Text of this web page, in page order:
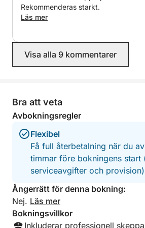
Rekommenderas starkt.
Läs mer
Visa alla 9 kommentarer
Bra att veta
Avbokningsregler
Flexibel
Få full återbetalning när du
timmar före bokningens start
serviceavgifter och
Ångerrätt för denna bokning:
Nej. Läs mer
Bokningsvillkor
Inkluderar professionell